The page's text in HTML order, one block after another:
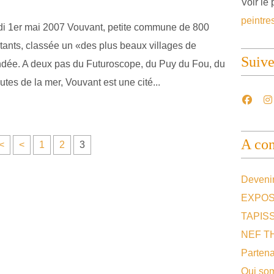
1er mai 2007 Vouvant, petite commune de 800
classée un «des plus beaux villages de
A deux pas du Futuroscope, du Puy du Fou, du
de la mer, Vouvant est une cité...
< 1 2 3
Voir le
A
NEF
Qui